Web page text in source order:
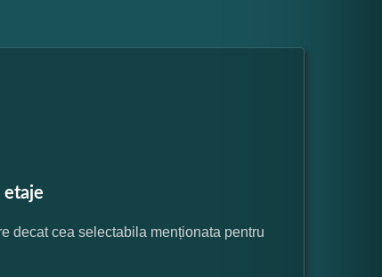
etaje
decat cea selectabila menționata pentru